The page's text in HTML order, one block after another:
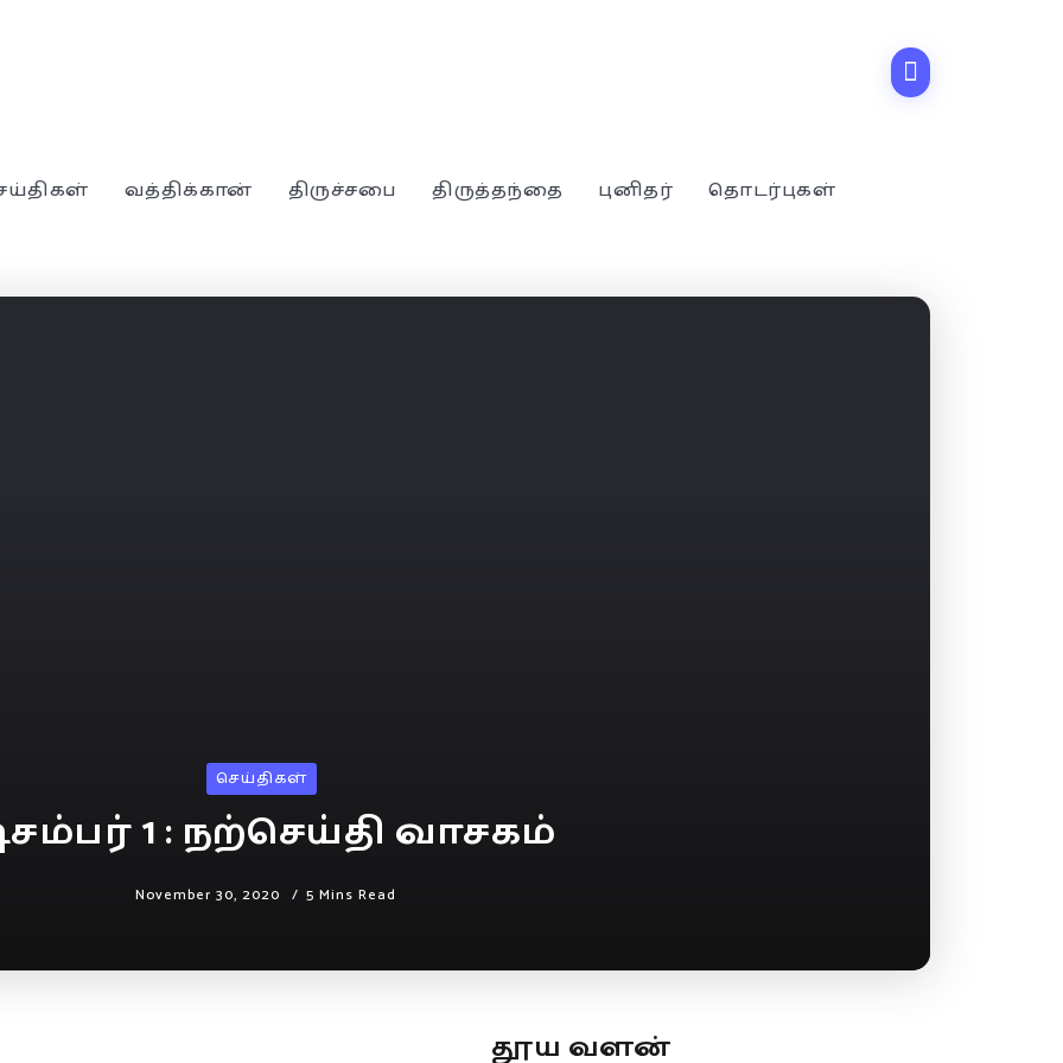
வத்திக்கான் திருச்சபை திருத்தந்தை புனிதர் தொடர்புகள்
செய்திகள்
1 : நற்செய்தி வாசகம்
November 30, 2020 5 Mins Read
தூய வளன்